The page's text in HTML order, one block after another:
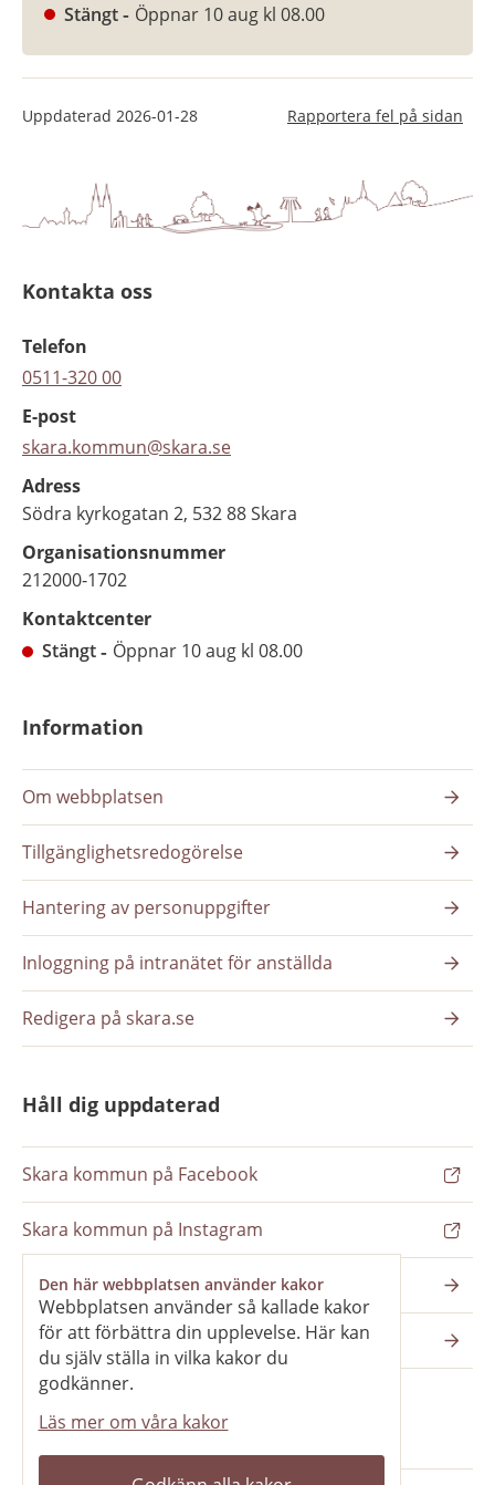
Den här webbplatsen använder kakor
Webbplatsen använder så kallade kakor
för att förbättra din upplevelse. Här kan
du själv ställa in vilka kakor du
godkänner.
Läs mer om våra kakor
Stängt Öppnar 10 aug kl 08.00
Uppdaterad 2026-01-28 Rapportera fel på sidan
Kontakta oss
Telefon
0511-320 00
E-post
skara.kommun@skara.se
Adress
Södra kyrkogatan 2, 532 88 Skara
Organisationsnummer
212000-1702
Kontaktcenter
Stängt
Öppnar 10 aug kl 08.00
Information
Om webbplatsen
Tillgänglighetsredogörelse
Hantering av personuppgifter
Inloggning på intranätet för anställda
Redigera på skara.se
Håll dig uppdaterad
Skara kommun på Facebook
Skara kommun på Instagram
Nyhetsbrev
Pressrum
Våra webbplatser